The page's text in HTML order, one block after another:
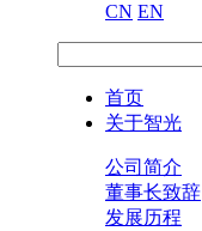
CN EN
首页
关于智光
公司简介
董事长致辞
发展历程